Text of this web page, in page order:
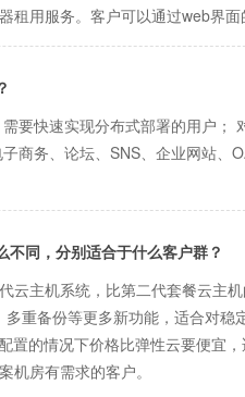
租用服务。客户可以通过web界
要快速实现分布式部署的用户
商务、论坛、SNS、企业网站
同，分别适合于什么客户群？
云主机系统，比第二代套餐云主
多重备份等更多新功能，适合对
置的情况下价格比弹性云要便宜
机房有需求的客户。